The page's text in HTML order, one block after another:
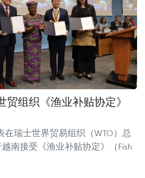
贸组织《渔业补贴协定》
在瑞士世界贸易组织（WTO）总
南接受《渔业补贴协定》（Fish